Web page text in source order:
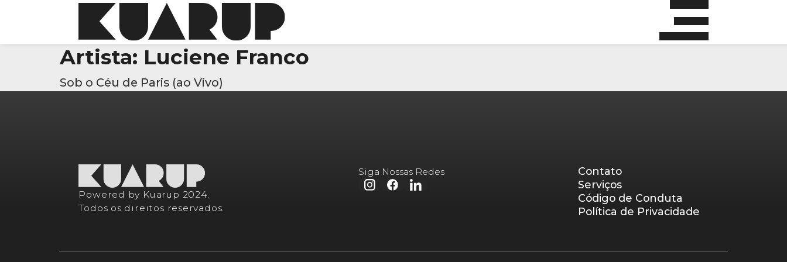
Artista: Luciene Franco
Sob o Céu de Paris (ao Vivo)
Powered by Kuarup 2024.
Todos os direitos reservados.
Siga Nossas Redes
Contato
Serviços
Código de Conduta
Política de Privacidade